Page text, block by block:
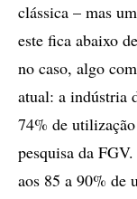
clássica – mas
este fica abaixo
no caso, algo
atual: a indústria
74% de
pesquisa da
aos 85 a 90% de